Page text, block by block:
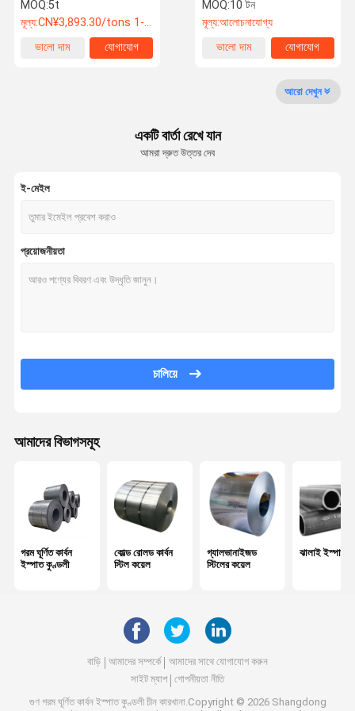
গুণমান নিয়ন্ত্রণ
আমাদের সাথে
যোগাযোগ
খবর মামলা
গরম ঘূর্ণিত কার্বন ইস্পাত কুণ্ডলী
কোল্ড রোলড কার্বন স্টিল কয়েল
গ্যালভানাইজড স্টিলের কয়েল
পিপিজিআই ইস্পাত কয়েল
গ্যালভানাইজড স্টিল গ্রেটিং
গরম ঘূর্ণিত ইস্পাত শীট
গ্যালভানাইজড স্টিল প্লেট
পিপিজিআই ঢেউতোলা শীট
MOQ:10 টন
মূল্য:আলোচনাযোগ্য
ভালো দাম
যোগাযোগ
MOQ:5t
মূল্য:CN¥3,893.30/tons 1-49 tons
ভালো দাম
যোগাযোগ
আরো দেখুন
একটি বার্তা রেখে যান
আমরা দ্রুত উত্তর দেব
ই-মেইল
প্রয়োজনীয়তা
চালিয়ে
আমাদের বিভাগসমূহ
গরম ঘূর্ণিত কার্বন
ইস্পাত কুণ্ডলী
কোল্ড রোলড কার্বন
স্টিল কয়েল
গ্যালভানাইজড
স্টিলের কয়েল
ঝালাই ইস্পাত
বাড়ি আমাদের সম্পর্কে
আমাদের সাথে যোগাযোগ করুন
সাইট ম্যাপ
গোপনীয়তা নীতি
গুণ গরম ঘূর্ণিত কার্বন ইস্পাত কুণ্ডলীচীন কারখানা.Copyright © 2026 Shangdong